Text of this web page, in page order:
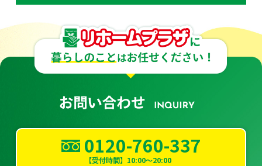
0120-760-337
【受付時間】10:00～20:00